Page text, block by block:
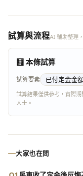
試算與流程AI 輔助整理
🧮 本條試算
試算要素 已付定金金額
試算結果僅供參考，實際
人士。
大家也在問